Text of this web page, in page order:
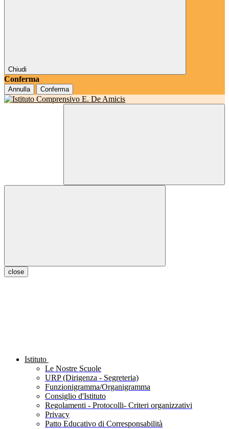
Chiudi
Conferma
Annulla Conferma
close
Istituto
Le Nostre Scuole
URP (Dirigenza - Segreteria)
Funzionigramma/Organigramma
Consiglio d'Istituto
Regolamenti - Protocolli- Criteri organizzativi
Privacy
Patto Educativo di Corresponsabilità